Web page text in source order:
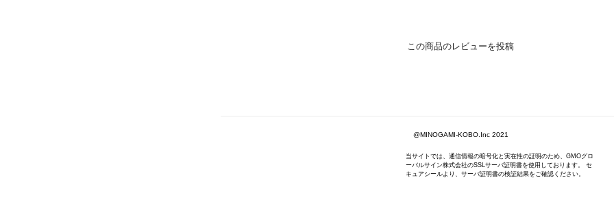
この商品のレビューを投稿
@MINOGAMI-KOBO.Inc 2021
当サイトでは、通信情報の暗号化と実在性の証明のため、GMOグロ
ーバルサイン株式会社のSSLサーバ証明書を使用しております。 セ
キュアシールより、サーバ証明書の検証結果をご確認ください。